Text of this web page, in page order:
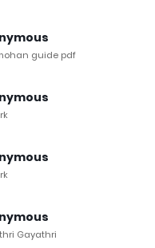
guide pdf
Gayathri